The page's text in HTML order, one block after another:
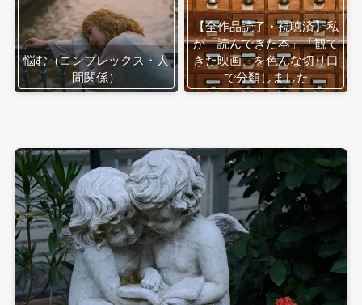
悩む（コンプレックス・人
間関係）
【全作品読了・視聴済】私
が「読んできた本」「観て
きた映画」を色んな切り口
で分類しました